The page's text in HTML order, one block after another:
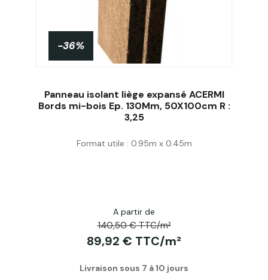
-36%
Panneau isolant liège expansé ACERMI
Bords mi-bois Ep. 130Mm, 50X100cm R :
3,25
Format utile : 0.95m x 0.45m
A partir de
140,50 € TTC/m²
89,92 € TTC/m²
Livraison sous 7 à 10 jours